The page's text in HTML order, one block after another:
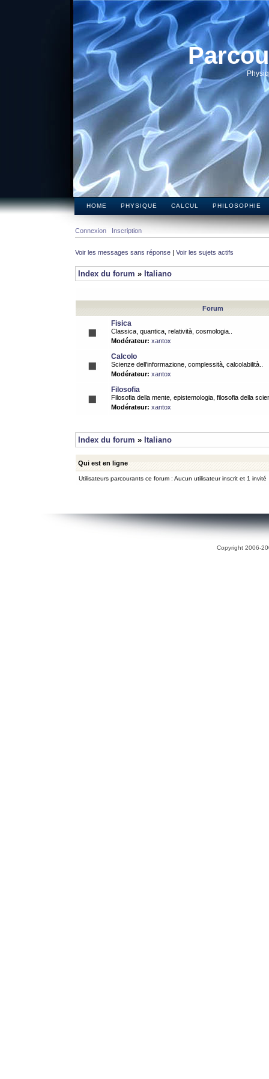
HOME PHYSIQUE CALCUL PHILOSOPHIE
Connexion Inscription
Voir les messages sans réponse | Voir les sujets actifs
Index du forum » Italiano
Forum
Fisica
Classica, quantica, relatività, cosmologia..
Modérateur: xantox
Calcolo
Scienze dell'informazione, complessità, calcolabilità..
Modérateur: xantox
Filosofia
Filosofia della mente, epistemologia, filosofia della
Modérateur: xantox
Index du forum » Italiano
Qui est en ligne
Utilisateurs parcourants ce forum : Aucun utilisateur inscrit et 1 invité
Copyright 2006-